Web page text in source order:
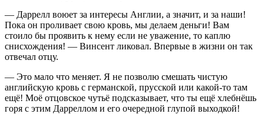
— Даррелл воюет за интересы Англии, а значит, и за наши!
Пока он проливает свою кровь, мы делаем деньги! Вам
стоило бы проявить к нему если не уважение, то каплю
снисхождения! — Винсент ликовал. Впервые в жизни он так
отвечал отцу.
— Это мало что меняет. Я не позволю смешать чистую
английскую кровь с германской, прусской или какой-то там
ещё! Моё отцовское чутьё подсказывает, что ты ещё хлебнёшь
горя с этим Дарреллом и его очередной глупой выходкой!